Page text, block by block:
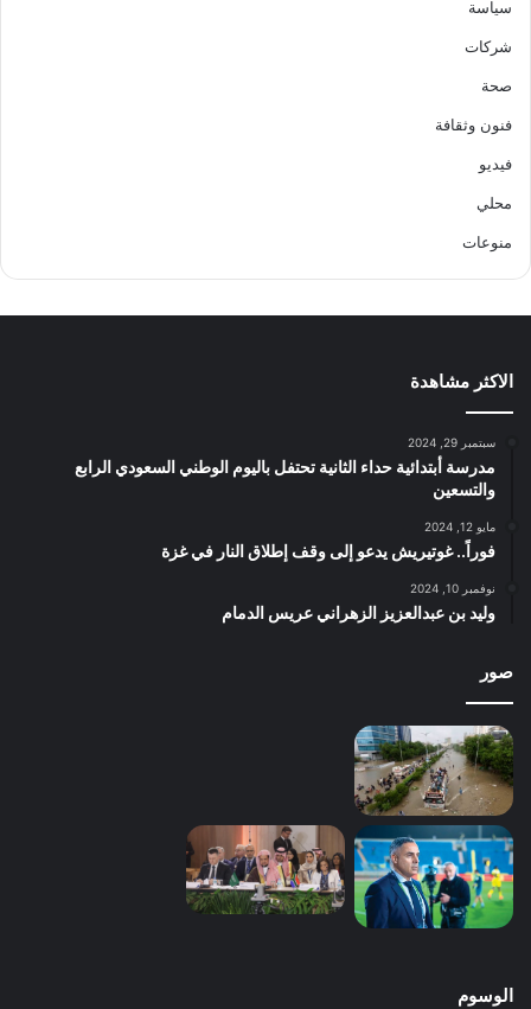
سياسة
شركات
صحة
فنون وثقافة
فيديو
محلي
منوعات
الاكثر مشاهدة
سبتمبر 29, 2024
مدرسة أبتدائية حداء الثانية تحتفل باليوم الوطني السعودي الرابع
والتسعين
مايو 12, 2024
فوراً.. غوتيريش يدعو إلى وقف إطلاق النار في غزة
نوفمبر 10, 2024
وليد بن عبدالعزيز الزهراني عريس الدمام
صور
الوسوم